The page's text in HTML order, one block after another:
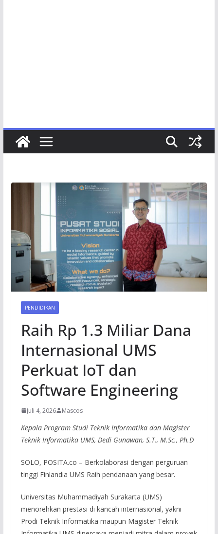
PENDIDIKAN
Raih Rp 1.3 Miliar Dana
Internasional UMS
Perkuat IoT dan
Software Engineering
Juli 4, 2026 Mascos
Kepala Program Studi Teknik Informatika dan Magister
Teknik Informatika UMS, Dedi Gunawan, S.T., M.Sc., Ph.D
SOLO, POSITA.co – Berkolaborasi dengan perguruan
tinggi Finlandia UMS Raih pendanaan yang besar.
Universitas Muhammadiyah Surakarta (UMS)
menorehkan prestasi di kancah internasional, yakni
Prodi Teknik Informatika maupun Magister Teknik